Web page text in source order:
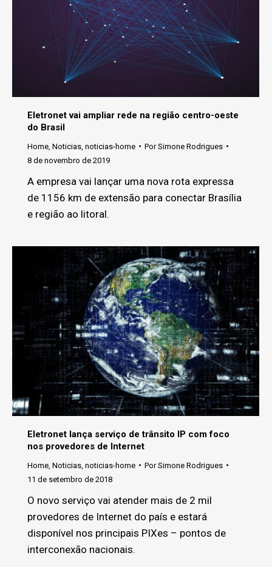
Eletronet vai ampliar rede na região centro-oeste
do Brasil
Home Noticias noticias-home PorSimone Rodrigues
8 de novembro de 2019
A empresa vai lançar uma nova rota expressa
de 1156 km de extensão para conectar Brasília
e região ao litoral.
Eletronet lança serviço de trânsito IP com foco
nos provedores de Internet
Home Noticias noticias-home PorSimone Rodrigues
11 de setembro de 2018
O novo serviço vai atender mais de 2 mil
provedores de Internet do país e estará
disponível nos principais PIXes – pontos de
interconexão nacionais.